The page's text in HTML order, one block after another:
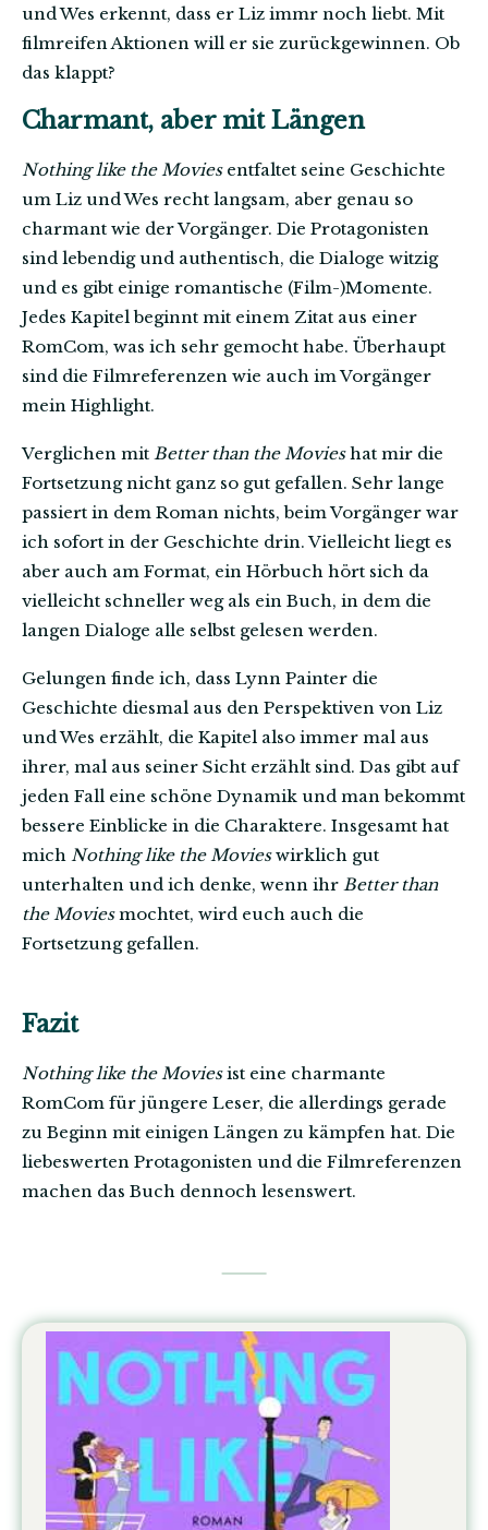
und Wes erkennt, dass er Liz immr noch liebt. Mit
filmreifen Aktionen will er sie zurückgewinnen. Ob
das klappt?
Charmant, aber mit Längen
Nothing like the Moviesentfaltet seine Geschichte
um Liz und Wes recht langsam, aber genau so
charmant wie der Vorgänger. Die Protagonisten
sind lebendig und authentisch, die Dialoge witzig
und es gibt einige romantische (Film-)Momente.
Jedes Kapitel beginnt mit einem Zitat aus einer
RomCom, was ich sehr gemocht habe. Überhaupt
sind die Filmreferenzen wie auch im Vorgänger
mein Highlight.
Verglichen mit Better than the Movieshat mir die
Fortsetzung nicht ganz so gut gefallen. Sehr lange
passiert in dem Roman nichts, beim Vorgänger war
ich sofort in der Geschichte drin. Vielleicht liegt es
aber auch am Format, ein Hörbuch hört sich da
vielleicht schneller weg als ein Buch, in dem die
langen Dialoge alle selbst gelesen werden.
Gelungen finde ich, dass Lynn Painter die
Geschichte diesmal aus den Perspektiven von Liz
und Wes erzählt, die Kapitel also immer mal aus
ihrer, mal aus seiner Sicht erzählt sind. Das gibt auf
jeden Fall eine schöne Dynamik und man bekommt
bessere Einblicke in die Charaktere. Insgesamt hat
mich Nothing like the Movieswirklich gut
unterhalten und ich denke, wenn ihr Better than
the Moviesmochtet, wird euch auch die
Fortsetzung gefallen.
Fazit
Nothing like the Moviesist eine charmante
RomCom für jüngere Leser, die allerdings gerade
zu Beginn mit einigen Längen zu kämpfen hat. Die
liebeswerten Protagonisten und die Filmreferenzen
machen das Buch dennoch lesenswert.